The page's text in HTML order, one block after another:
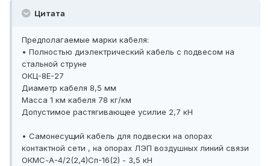
Цитата
Предполагаемые марки кабеля:
• Полностью диэлектрический кабель с подвесом на
стальной струне
ОКЦ-8Е-27
Диаметр кабеля 8,5 мм
Масса 1 км кабеля 78 кг/км
Допустимое растягивающее усилие 2,7 кН
• Самонесущий кабель для подвески на опорах
контактной сети , на опорах ЛЭП воздушных линий связи
ОКМС-А-4/2(2,4)Сп-16(2) - 3,5 кН